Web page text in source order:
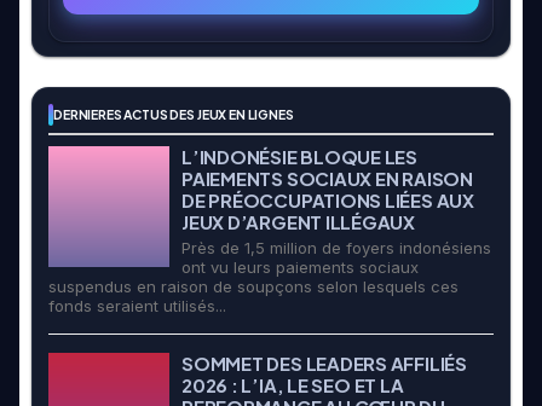
DERNIERES ACTUS DES JEUX EN LIGNES
L’INDONÉSIE BLOQUE LES
PAIEMENTS SOCIAUX EN RAISON
DE PRÉOCCUPATIONS LIÉES AUX
JEUX D’ARGENT ILLÉGAUX
Près de 1,5 million de foyers indonésiens
ont vu leurs paiements sociaux
suspendus en raison de soupçons selon lesquels ces
fonds seraient utilisés...
SOMMET DES LEADERS AFFILIÉS
2026 : L’IA, LE SEO ET LA